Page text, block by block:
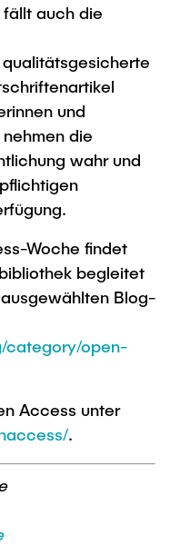
auch die
und
die
wahr und
Woche findet
begleitet
Blog-
category/open-
Access unter
.